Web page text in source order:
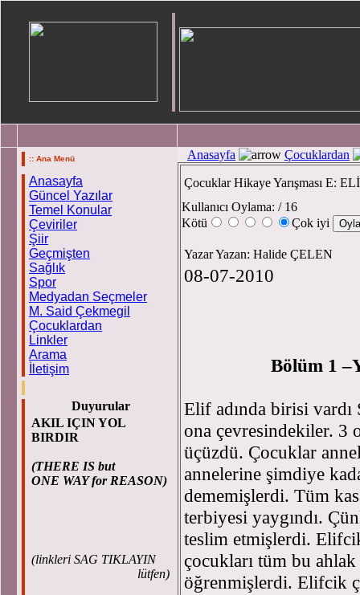
:: Ana Menü
Anasayfa
Güncel Yazılar
Temel Konular
Çeviriler
Şiir
Geçmişten
Sağlık
Spor
Medyadan Seçmeler
M. Said Çekmegil
Çocuklardan
Linkler
Arama
İletişim
Duyurular
AKIL IÇIN YOL
BIRDIR
(THERE IS but
ONE WAY for REASON)
(linkleri SAG TIKLAYIN
lütfen)
Anasayfa Çocuklardan
Çocuklar Hikaye Yarışması E:
Kullanıcı Oylama: / 16
Kötü
Çok iyi
Yazar Yazan: Halide ÇELEN
08-07-2010
Bölüm 1
Elif adında birisi vardı
ona çevresindekiler. 3
üçüzdü. Çocuklar
annelerine şimdiye
dememişlerdi. Tüm
terbiyesi yaygındı.
teslim etmişlerdi.
çocukları tüm bu
öğrenmişlerdi. Elifcik